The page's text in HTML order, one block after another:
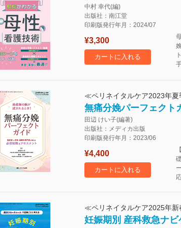
中村 幸代(編)
出版社：南江堂
印刷版発行年月：2024/07
¥3,300
カートに入れる
≪ペリネイタルケア2023年
無痛分娩パーフェクト
田辺 けい子(編著)
出版社：メディカ出版
印刷版発行年月：2023/06
¥4,400
カートに入れる
≪ペリネイタルケア2025年
妊娠期別 産科救急ナ